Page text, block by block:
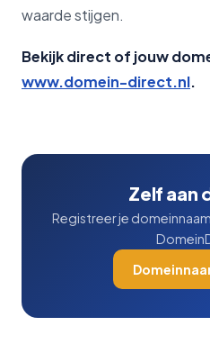
waarde stijgen.
Bekijk direct of jouw
www.domein-direct.nl.
Zelf aan
Registreer je